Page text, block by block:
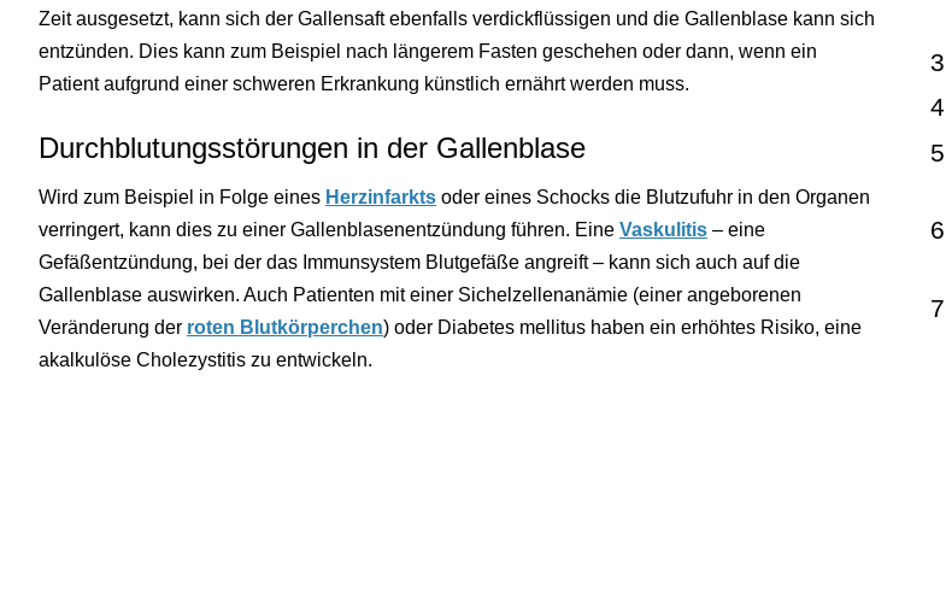
Zeit ausgesetzt, kann sich der Gallensaft ebenfalls verdickflüssigen und die Gallenblase kann sich
entzünden. Dies kann zum Beispiel nach längerem Fasten geschehen oder dann, wenn ein
Patient aufgrund einer schweren Erkrankung künstlich ernährt werden muss.
Durchblutungsstörungen in der Gallenblase
Wird zum Beispiel in Folge eines Herzinfarkts oder eines Schocks die Blutzufuhr in den Organen
verringert, kann dies zu einer Gallenblasenentzündung führen. Eine Vaskulitis – eine
Gefäßentzündung, bei der das Immunsystem Blutgefäße angreift – kann sich auch auf die
Gallenblase auswirken. Auch Patienten mit einer Sichelzellenanämie (einer angeborenen
Veränderung der roten Blutkörperchen) oder Diabetes mellitus haben ein erhöhtes Risiko, eine
akalkulöse Cholezystitis zu entwickeln.